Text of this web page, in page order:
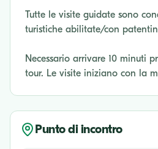
Tutte le visite guidate sono
turistiche abilitate/con
Necessario arrivare 10 minuti
tour. Le visite iniziano con la
Punto di incontro